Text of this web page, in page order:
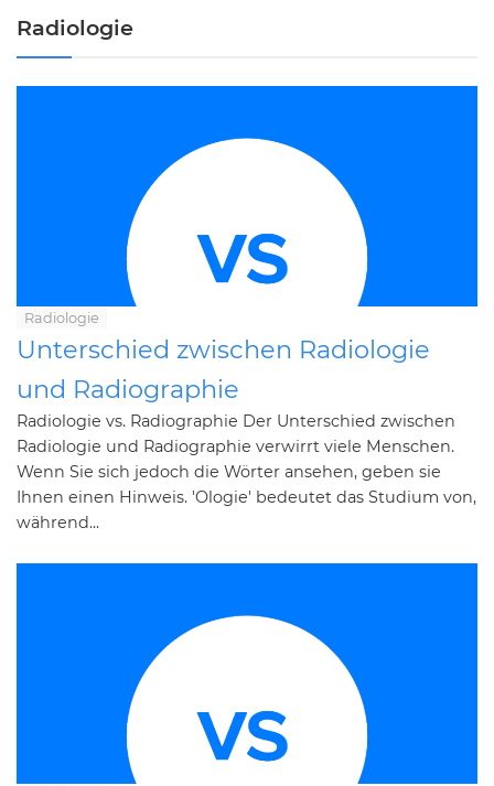
Radiologie
Radiologie
Unterschied zwischen Radiologie
und Radiographie
Radiologie vs. Radiographie Der Unterschied zwischen
Radiologie und Radiographie verwirrt viele Menschen.
Wenn Sie sich jedoch die Wörter ansehen, geben sie
Ihnen einen Hinweis. 'Ologie' bedeutet das Studium von,
während...